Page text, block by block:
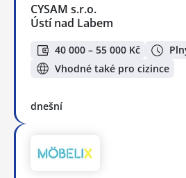
CYSAM s.r.o.
Ústí nad Labem
40 000 – 55 000 Kč
Vhodné také pro cizince
dnešní